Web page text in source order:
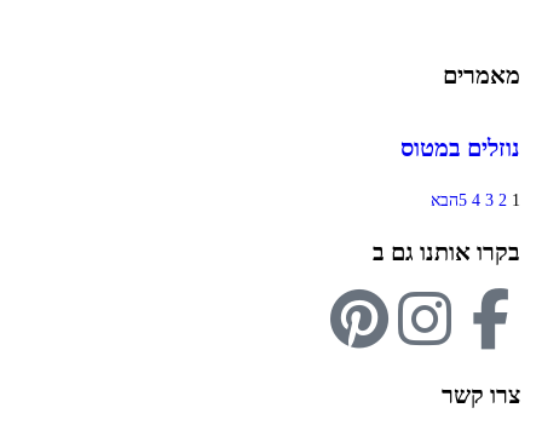
מאמרים
נוזלים במטוס
1
2
3
4
5הבא
בקרו אותנו גם ב
צרו קשר